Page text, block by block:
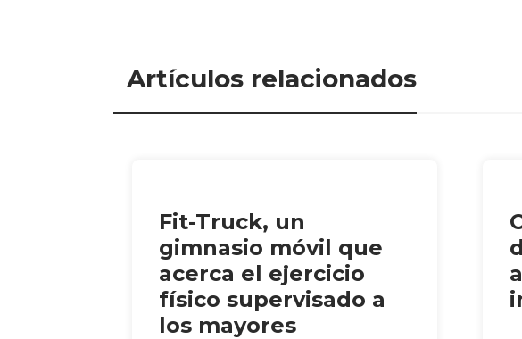
Artículos relacionados
Fit-Truck, un
gimnasio móvil que
acerca el ejercicio
físico supervisado a
los mayores